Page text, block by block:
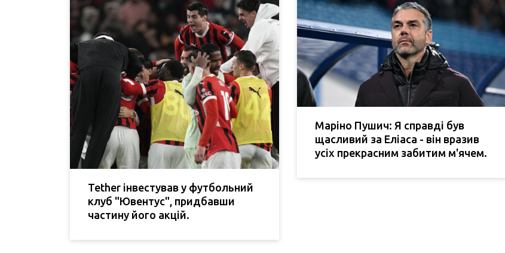
Tether інвестував у футбольний
клуб "Ювентус", придбавши
частину його акцій.
Маріно Пушич: Я справді був
щасливий за Еліаса - він вразив
усіх прекрасним забитим м'ячем.